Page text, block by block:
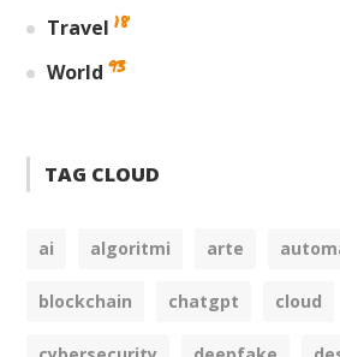
Travel 18
World 93
TAG CLOUD
ai algoritmi arte
blockchain chatgpt cloud